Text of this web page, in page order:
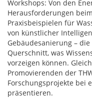
Workshops: Von den
Herausforderungen
Praxisbeispielen für
von künstlicher
Gebäudesanierung –
Querschnitt, was
vorzeigen können.
Promovierenden der
Forschungsprojekte bei
präsentieren.